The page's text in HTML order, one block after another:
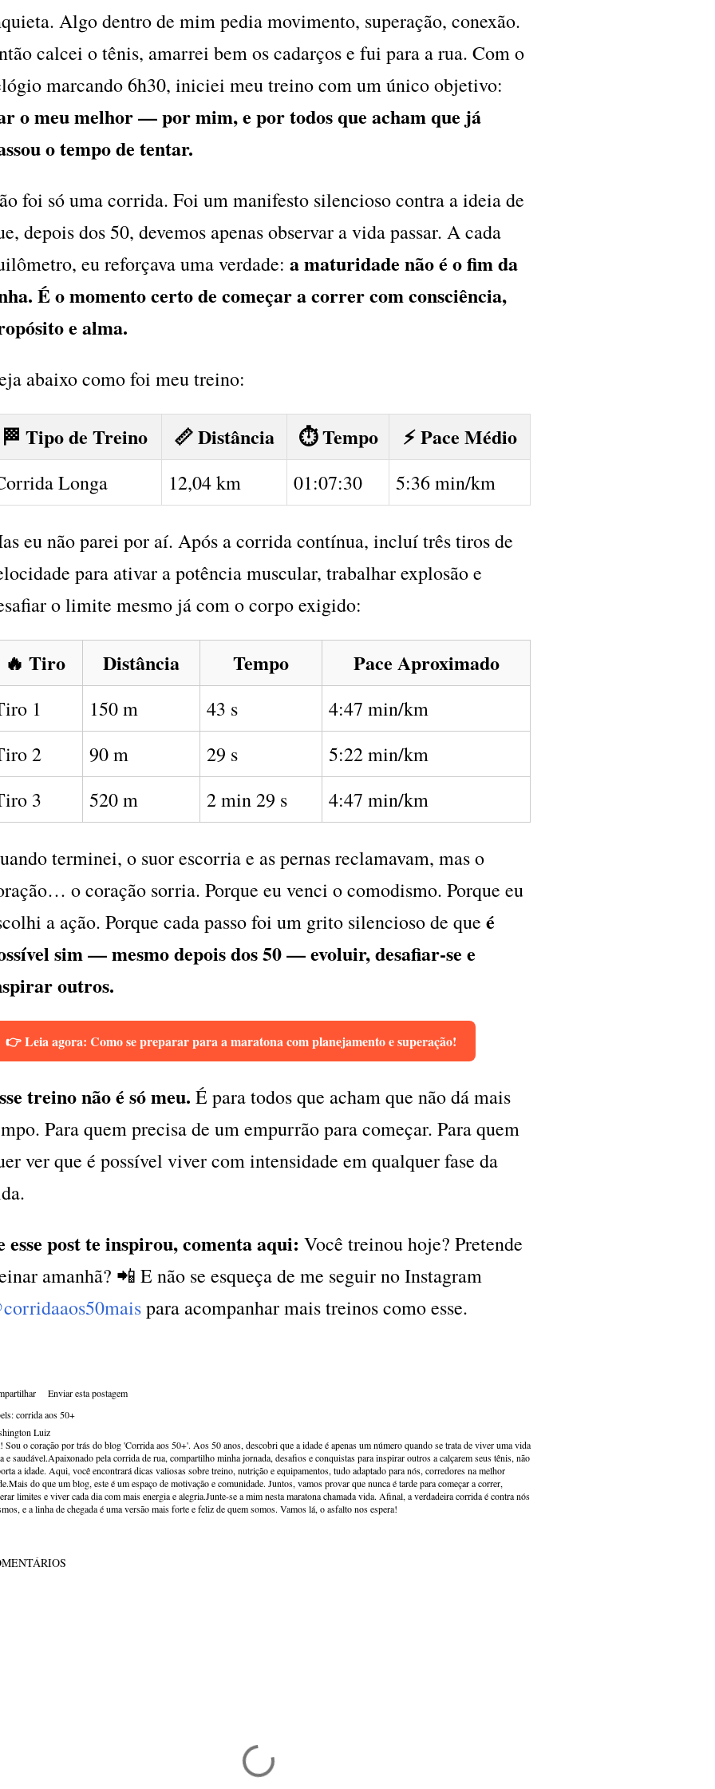
Algo dentro de mim pedia movimento, superação, conexão.
calcei o tênis, amarrei bem os cadarços e fui para a rua. Com o
marcando 6h30, iniciei meu treino com um único objetivo:
o meu melhor — por mim, e por todos que acham que já
o tempo de tentar.
foi só uma corrida. Foi um manifesto silencioso contra a ideia de
depois dos 50, devemos apenas observar a vida passar. A cada
eu reforçava uma verdade: a maturidade não é o fim da
É o momento certo de começar a correr com consciência,
e alma.
abaixo como foi meu treino:
🏁 Tipo de Treino 📏 Distância ⏱️ Tempo ⚡ Pace Médio
Longa 12,04 km 01:07:30 5:36 min/km
eu não parei por aí. Após a corrida contínua, incluí três tiros de
para ativar a potência muscular, trabalhar explosão e
o limite mesmo já com o corpo exigido:
🔥 Tiro Distância Tempo Pace Aproximado
1 150 m 43 s
4:47 min/km
2
90 m 29 s
5:22 min/km
3
520 m 2 min 29 s 4:47 min/km
terminei, o suor escorria e as pernas reclamavam, mas o
o coração sorria. Porque eu venci o comodismo. Porque eu
a ação. Porque cada passo foi um grito silencioso de que é
sim — mesmo depois dos 50 — evoluir, desafiar-se e
outros.
👉 Leia agora: Como se preparar para a maratona com planejamento e superação!
treino não é só meu. É para todos que acham que não dá mais
Para quem precisa de um empurrão para começar. Para quem
ver que é possível viver com intensidade em qualquer fase da
esse post te inspirou, comenta aqui: Você treinou hoje? Pretende
amanhã? 📲 E não se esqueça de me seguir no Instagram
para acompanhar mais treinos como esse.
Enviar esta postagem
corrida aos 50+
Luiz
Sou o coração por trás do blog 'Corrida aos 50+'. Aos 50 anos, descobri que a idade é apenas um número quando se trata de viver uma vida
e saudável.Apaixonado pela corrida de rua, compartilho minha jornada, desafios e conquistas para inspirar outros a calçarem seus tênis, não
a idade. Aqui, você encontrará dicas valiosas sobre treino, nutrição e equipamentos, tudo adaptado para nós, corredores na melhor
do que um blog, este é um espaço de motivação e comunidade. Juntos, vamos provar que nunca é tarde para começar a correr,
limites e viver cada dia com mais energia e alegria.Junte-se a mim nesta maratona chamada vida. Afinal, a verdadeira corrida é contra nós
e a linha de chegada é uma versão mais forte e feliz de quem somos. Vamos lá, o asfalto nos espera!